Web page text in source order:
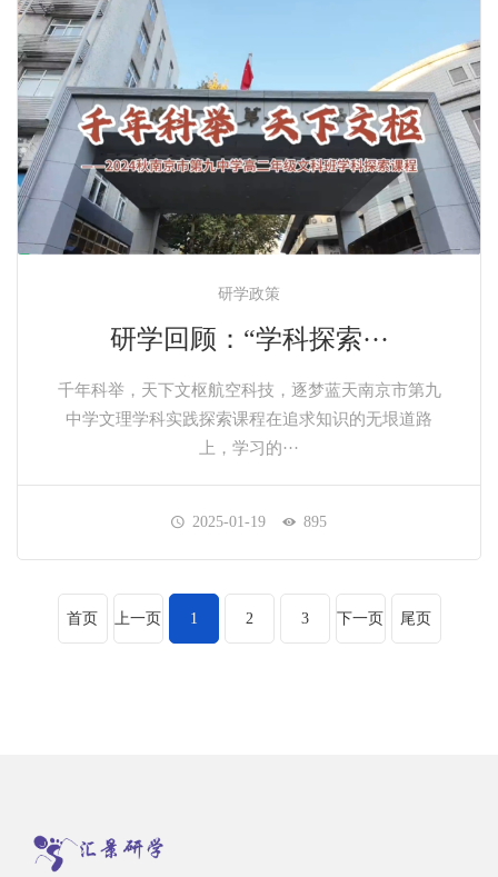
研学政策
研学回顾：“学科探索···
千年科举，天下文枢航空科技，逐梦蓝天南京市第九
中学文理学科实践探索课程在追求知识的无垠道路
上，学习的···
2025-01-19 895
首页 上一页 1 2 3 下一页 尾页